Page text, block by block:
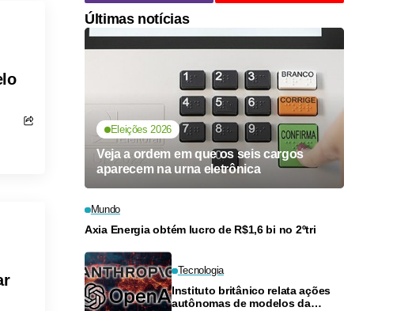
Últimas notícias
Eleições 2026
Veja a ordem em que os seis cargos
aparecem na urna eletrônica
Mundo
Axia Energia obtém lucro de R$1,6 bi no 2ºtri
Tecnologia
Instituto britânico relata ações
autônomas de modelos da